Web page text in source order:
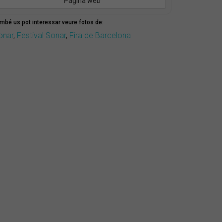
us pot interessar veure fotos de:
, Festival Sonar, Fira de Barcelona